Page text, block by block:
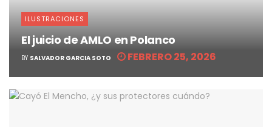
ILUSTRACIONES
El juicio de AMLO en Polanco
BY SALVADOR GARCIA SOTO FEBRERO 25, 2026